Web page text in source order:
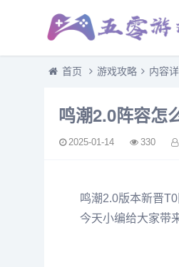
首页 游戏攻略 内容
鸣潮2.0阵容怎
2025-01-14 330
鸣潮2.0版本新晋
今天小编给大家带